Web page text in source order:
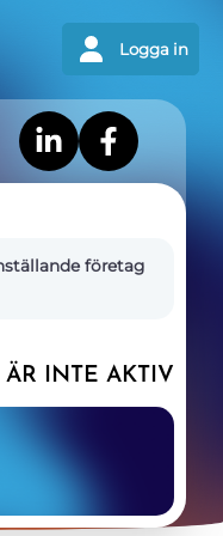
Logga in
företag
INTE AKTIV